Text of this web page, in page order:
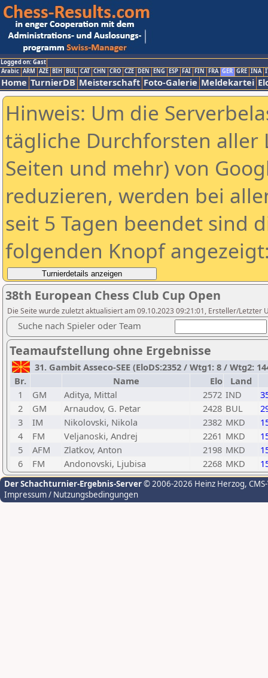
Logged on: Gast
Arabic ARM AZE BIH BUL CAT CHN CRO CZE DEN ENG ESP FAI FIN FRA GER GRE INA
Home TurnierDB Meisterschaft Foto-Galerie Meldekartei
Hinweis: Um die
tägliche Durchforsten aller
Seiten und mehr) von
reduzieren, werden bei
seit 5 Tagen beendet sind
folgenden Knopf
38th European Chess Club Cup Open
Die Seite wurde zuletzt aktualisiert am 09.10.2023 09:21:01, Ersteller/Letzter
Suche nach Spieler oder Team
Teamaufstellung ohne Ergebnisse
31. Gambit Asseco-SEE (EloDS:2352 / Wtg1: 8 / Wtg2:
Br.
Name Elo
Land
1
GM Aditya, Mittal 2572 IND
2
GM Arnaudov, G. Petar 2428 BUL
3
IM Nikolovski, Nikola 2382 MKD
4
FM Veljanoski, Andrej 2261 MKD
5
AFM Zlatkov, Anton 2198 MKD
6
FM Andonovski, Ljubisa 2268 MKD
Der Schachturnier-Ergebnis-Server© 2006-2026 Heinz Herzog,
Impressum / Nutzungsbedingungen